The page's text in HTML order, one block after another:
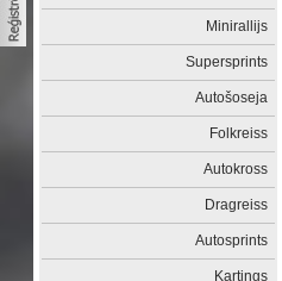
Minirallijs
Supersprints
Autošoseja
Folkreiss
Autokross
Dragreiss
Autosprints
Kartings